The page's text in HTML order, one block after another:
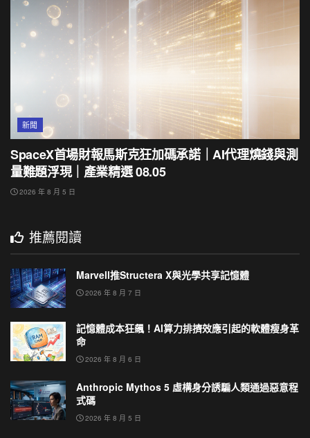
新聞
SpaceX首場財報馬斯克狂加碼承諾｜AI代理燒錢與測
量難題浮現｜產業精選 08.05
2026 年 8 月 5 日
推薦閱讀
Marvell推Structera X與光學共享記憶體
2026 年 8 月 7 日
記憶體成本狂飆！AI算力排擠效應引起的軟體瘦身革
命
2026 年 8 月 6 日
Anthropic Mythos 5 虛構身分誘騙人類通過惡意程
式碼
2026 年 8 月 5 日